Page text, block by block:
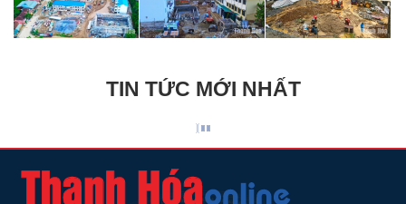
TIN TỨC MỚI NHẤT